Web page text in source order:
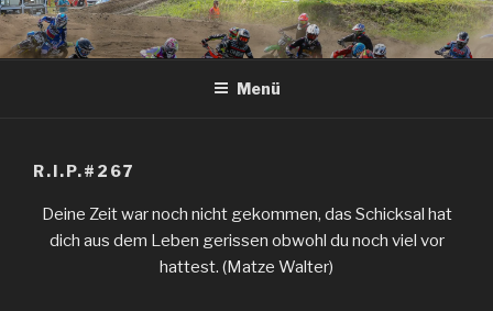
Zum
Inhalt
springen
Menü
R.I.P.#267
Deine Zeit war noch nicht gekommen, das Schicksal hat
dich aus dem Leben gerissen obwohl du noch viel vor
hattest. (Matze Walter)